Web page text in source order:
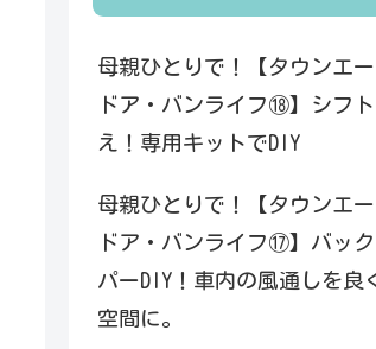
母親ひとりで！【タウンエ
ドア・バンライフ⑱】シフ
え！専用キットでDIY
母親ひとりで！【タウンエ
ドア・バンライフ⑰】バッ
パーDIY！車内の風通しを良
空間に。